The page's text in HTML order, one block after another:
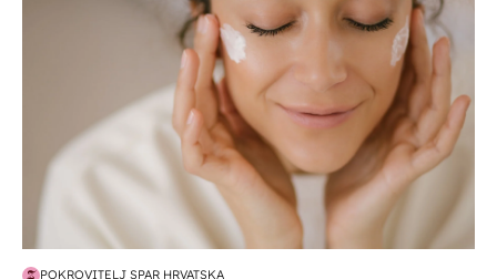
POKROVITELJ SPAR HRVATSKA